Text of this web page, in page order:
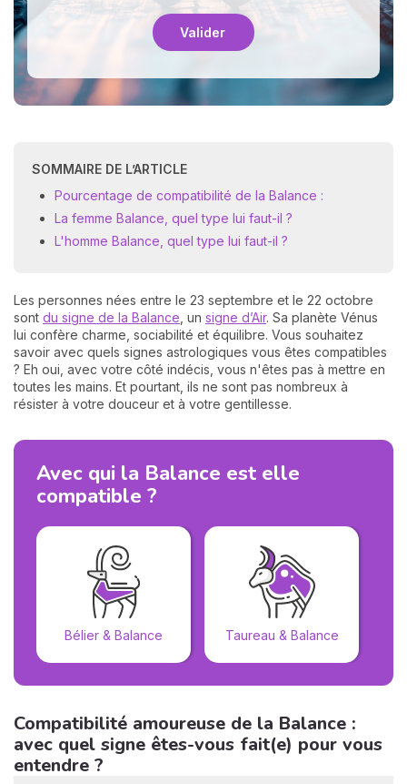
Valider
SOMMAIRE DE L’ARTICLE
Pourcentage de compatibilité de la Balance :
La femme Balance, quel type lui faut-il ?
L'homme Balance, quel type lui faut-il ?
Les personnes nées entre le 23 septembre et le 22 octobre
sont du signe de la Balance , un signe d’Air. Sa planète Vénus
lui confère charme, sociabilité et équilibre. Vous souhaitez
savoir avec quels signes astrologiques vous êtes compatibles
? Eh oui, avec votre côté indécis, vous n'êtes pas à mettre en
toutes les mains. Et pourtant, ils ne sont pas nombreux à
résister à votre douceur et à votre gentillesse.
Avec qui la Balance est elle
compatible ?
Bélier & Balance Taureau & Balance
Compatibilité amoureuse de la Balance :
avec quel signe êtes-vous fait(e) pour vous
entendre ?